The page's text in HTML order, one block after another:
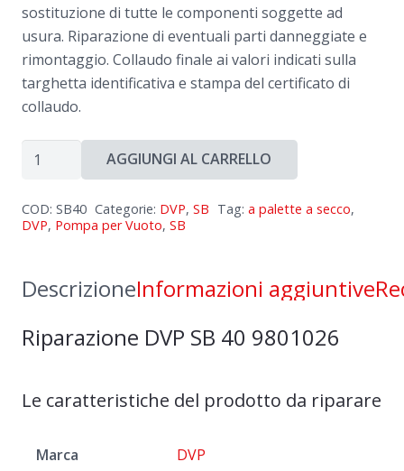
sostituzione di tutte le componenti soggette ad
usura. Riparazione di eventuali parti danneggiate e
rimontaggio. Collaudo finale ai valori indicati sulla
targhetta identificativa e stampa del certificato di
collaudo.
Riparazione
40
AGGIUNGI AL CARRELLO
COD: SB40 Categorie: DVP, SB Tag: a palette a secco,
DVP, Pompa per Vuoto, SB
DescrizioneInformazioni aggiuntive
Riparazione DVP SB 40 9801026
Le caratteristiche del prodotto da riparare
Marca DVP